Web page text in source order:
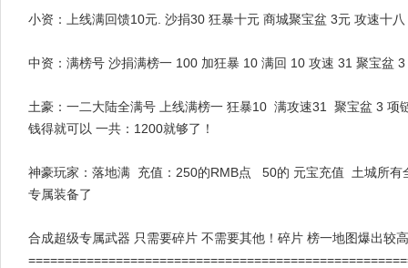
小资：上线满回馈10元. 沙捐30 狂暴十元 商城聚宝盆 3元 攻速
中资：满榜号 沙捐满榜一 100 加狂暴 10 满回 10 攻速 31 聚
土豪：一二大陆全满号 上线满榜一 狂暴10 满攻速31 聚宝盆 3
钱得就可以 一共：1200就够了！
神豪玩家：落地满 充值：250的RMB点 50的 元宝充值 土城所
专属装备了
合成超级专属武器 只需要碎片 不需要其他！碎片 榜一地图爆出较